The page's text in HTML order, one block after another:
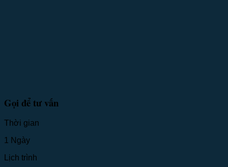
Gọi để tư vấn
Thời gian
1 Ngày
Lịch trình